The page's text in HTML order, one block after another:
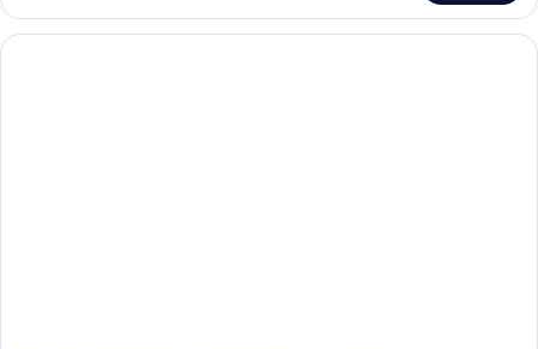
vue
jardin
le
type
de